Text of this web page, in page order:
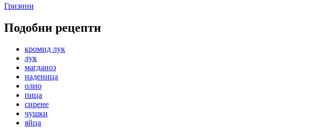
Гризини
Подобни рецепти
кромид лук
лук
магданоз
наденица
олио
пица
сирене
чушки
яйца